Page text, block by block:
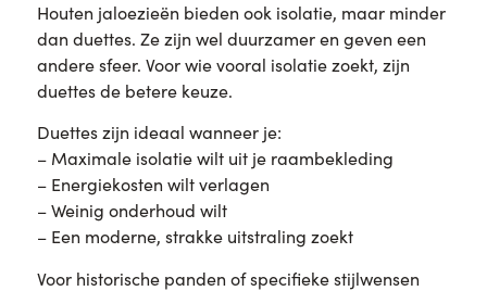
Houten jaloezieën bieden ook isolatie, maar minder
dan duettes. Ze zijn wel duurzamer en geven een
andere sfeer. Voor wie vooral isolatie zoekt, zijn
duettes de betere keuze.
Duettes zijn ideaal wanneer je:
– Maximale isolatie wilt uit je raambekleding
– Energiekosten wilt verlagen
– Weinig onderhoud wilt
– Een moderne, strakke uitstraling zoekt
Voor historische panden of specifieke stijlwensen